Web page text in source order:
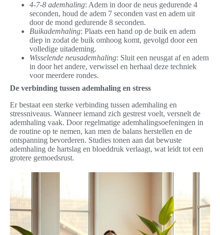
4-7-8 ademhaling: Adem in door de neus gedurende 4
seconden, houd de adem 7 seconden vast en adem uit
door de mond gedurende 8 seconden.
Buikademhaling: Plaats een hand op de buik en adem
diep in zodat de buik omhoog komt, gevolgd door een
volledige uitademing.
Wisselende neusademhaling: Sluit een neusgat af en adem
in door het andere, verwissel en herhaal deze techniek
voor meerdere rondes.
De verbinding tussen ademhaling en stress
Er bestaat een sterke verbinding tussen ademhaling en
stressniveaus. Wanneer iemand zich gestrest voelt, versnelt de
ademhaling vaak. Door regelmatige ademhalingsoefeningen in
de routine op te nemen, kan men de balans herstellen en de
ontspanning bevorderen. Studies tonen aan dat bewuste
ademhaling de hartslag en bloeddruk verlaagt, wat leidt tot een
grotere gemoedsrust.